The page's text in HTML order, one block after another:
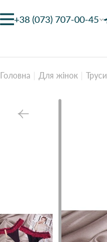
+38 (073) 707-00-45
Головна Для жінок Труси